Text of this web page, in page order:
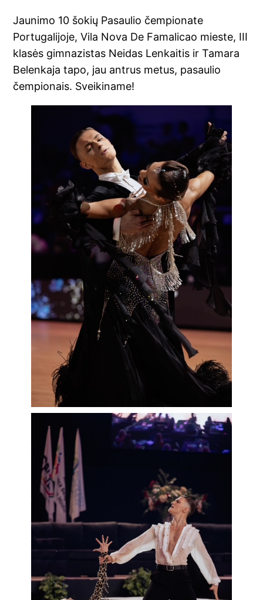
Jaunimo 10 šokių Pasaulio čempionate
Portugalijoje, Vila Nova De Famalicao mieste, III
klasės gimnazistas Neidas Lenkaitis ir Tamara
Belenkaja tapo, jau antrus metus, pasaulio
čempionais. Sveikiname!